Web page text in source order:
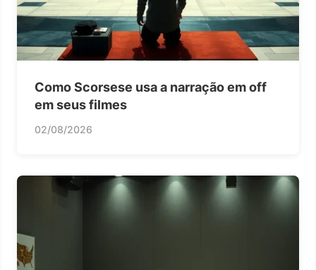
Como Scorsese usa a narração em off
em seus filmes
02/08/2026